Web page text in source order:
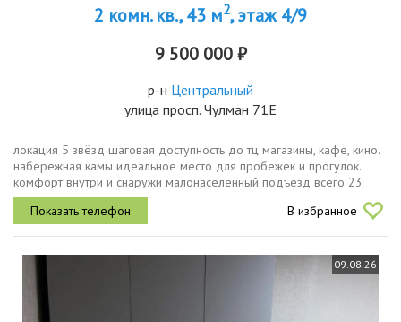
2 комн. кв., 43 м2, этаж 4/9
9 500 000 ₽
р-н Центральный
улица просп. Чулман 71Е
локация 5 звёзд шаговая доступность до тц магазины, кафе, кино.
набережная камы идеальное место для пробежек и прогулок.
комфорт внутри и снаружи малонаселенный подъезд всего 23
квартиры на этаже, соседи адекватные и тихие. закрытыйтихий
двор без...
В избранное
09.08.26